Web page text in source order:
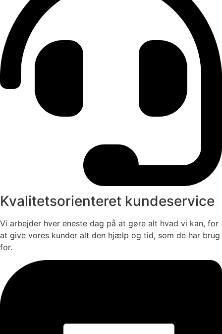
Kvalitetsorienteret kundeservice
Vi arbejder hver eneste dag på at gøre alt hvad vi kan, for
at give vores kunder alt den hjælp og tid, som de har brug
for.